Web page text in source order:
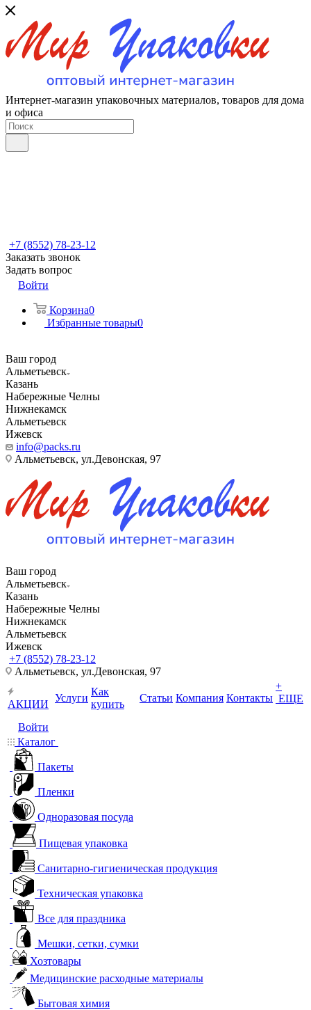
Интернет-магазин упаковочных материалов, товаров для дома
и офиса
+7 (8552) 78-23-12
Заказать звонок
Задать вопрос
Войти
Корзина0
Избранные товары0
Ваш город
Альметьевск
Казань
Набережные Челны
Нижнекамск
Альметьевск
Ижевск
info@packs.ru
Альметьевск, ​ул.Девонская, 97
Ваш город
Альметьевск
Казань
Набережные Челны
Нижнекамск
Альметьевск
Ижевск
+7 (8552) 78-23-12
Альметьевск, ​ул.Девонская, 97
АКЦИИ
Услуги
Как
купить
Статьи Компания Контакты
+
ЕЩЕ
Войти
Каталог
Пакеты
Пленки
Одноразовая посуда
Пищевая упаковка
Санитарно-гигиеническая продукция
Техническая упаковка
Все для праздника
Мешки, сетки, сумки
Хозтовары
Медицинские расходные материалы
Бытовая химия